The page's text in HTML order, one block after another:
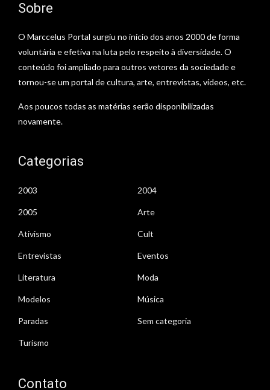
Sobre
O Marccelus Portal surgiu no início dos anos 2000 de forma
voluntária e efetiva na luta pelo respeito à diversidade. O
conteúdo foi ampliado para outros vetores da sociedade e
tornou-se um portal de cultura, arte, entrevistas, vídeos, etc.
Aos poucos todas as matérias serão disponibilizadas
novamente.
Categorias
2003 2004
2005 Arte
Ativismo Cult
Entrevistas Eventos
Literatura Moda
Modelos Música
Paradas Sem categoria
Turismo
Contato